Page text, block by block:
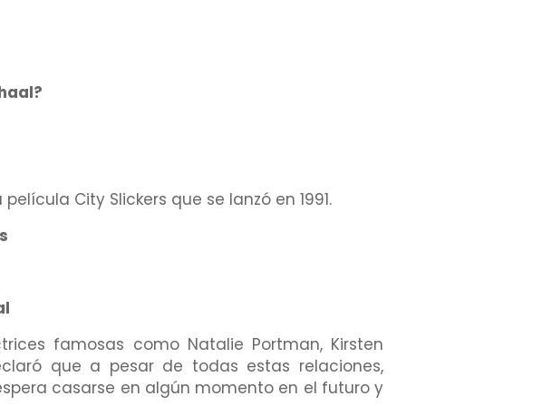
City Slickers que se lanzó en 1991.
famosas como Natalie Portman, Kirsten
que a pesar de todas estas relaciones,
casarse en algún momento en el futuro y